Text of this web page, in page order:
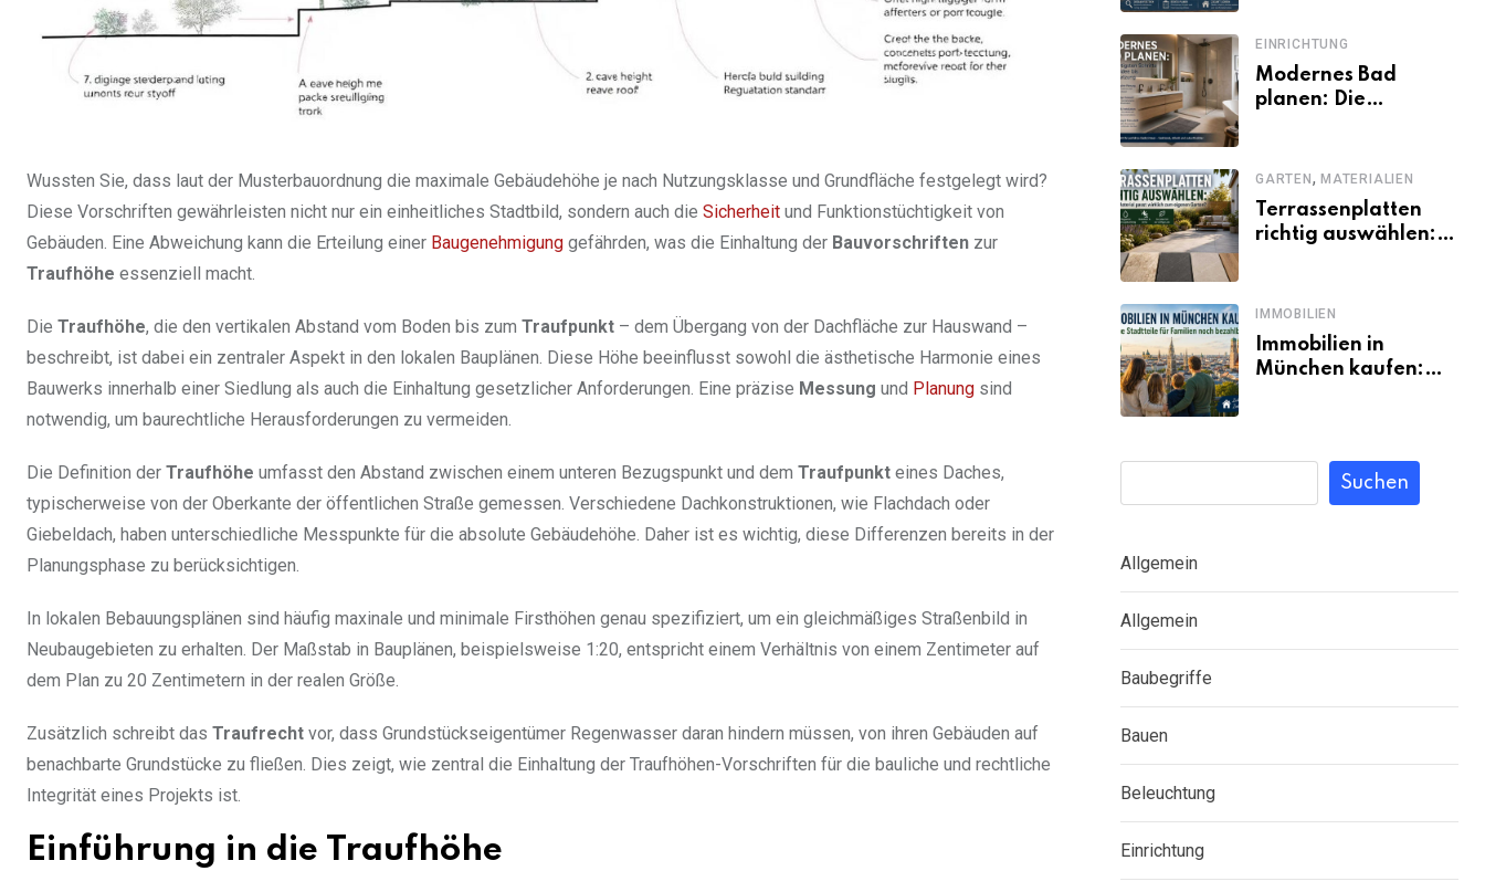
Wussten Sie, dass laut der Musterbauordnung die maximale Gebäudehöhe je nach Nutzungsklasse und Grundfläche festgelegt wird?
Diese Vorschriften gewährleisten nicht nur ein einheitliches Stadtbild, sondern auch die Sicherheit und Funktionstüchtigkeit von
Gebäuden. Eine Abweichung kann die Erteilung einer Baugenehmigung gefährden, was die Einhaltung der Bauvorschriften zur
Traufhöhe essenziell macht.
Die Traufhöhe, die den vertikalen Abstand vom Boden bis zum Traufpunkt – dem Übergang von der Dachfläche zur Hauswand –
beschreibt, ist dabei ein zentraler Aspekt in den lokalen Bauplänen. Diese Höhe beeinflusst sowohl die ästhetische Harmonie eines
Bauwerks innerhalb einer Siedlung als auch die Einhaltung gesetzlicher Anforderungen. Eine präzise Messung und Planung sind
notwendig, um baurechtliche Herausforderungen zu vermeiden.
Die Definition der Traufhöhe umfasst den Abstand zwischen einem unteren Bezugspunkt und dem Traufpunkt eines Daches,
typischerweise von der Oberkante der öffentlichen Straße gemessen. Verschiedene Dachkonstruktionen, wie Flachdach oder
Giebeldach, haben unterschiedliche Messpunkte für die absolute Gebäudehöhe. Daher ist es wichtig, diese Differenzen bereits in der
Planungsphase zu berücksichtigen.
In lokalen Bebauungsplänen sind häufig maxinale und minimale Firsthöhen genau spezifiziert, um ein gleichmäßiges Straßenbild in
Neubaugebieten zu erhalten. Der Maßstab in Bauplänen, beispielsweise 1:20, entspricht einem Verhältnis von einem Zentimeter auf
dem Plan zu 20 Zentimetern in der realen Größe.
Zusätzlich schreibt das Traufrecht vor, dass Grundstückseigentümer Regenwasser daran hindern müssen, von ihren Gebäuden auf
benachbarte Grundstücke zu fließen. Dies zeigt, wie zentral die Einhaltung der Traufhöhen-Vorschriften für die bauliche und rechtliche
Integrität eines Projekts ist.
Einführung in die Traufhöhe
unsicherer Kosten,
Zinsen und
Förderbedingungen
EINRICHTUNG
Modernes Bad
planen: Die
Umsetzung
GARTEN, MATERIALIEN
Terrassenplatten
richtig auswählen:
eigenen Garten?
IMMOBILIEN
Immobilien in
München kaufen:
Suchen
Allgemein
Allgemein
Baubegriffe
Bauen
Beleuchtung
Einrichtung